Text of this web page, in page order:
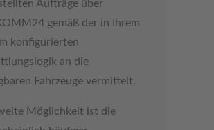
Aufträge über
gemäß der in Ihrem
konfigurierten
an die
Fahrzeuge vermittelt.
Möglichkeit ist die